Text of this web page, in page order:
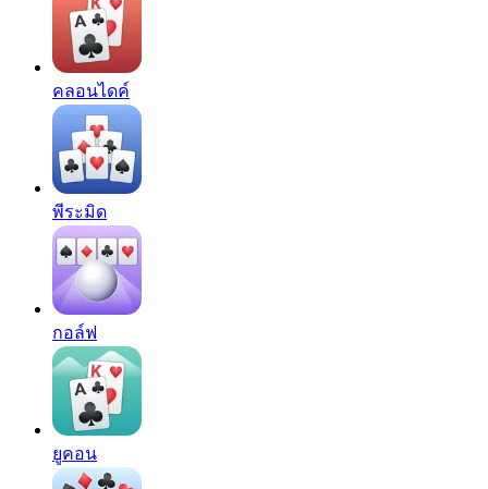
คลอนไดค์
พีระมิด
กอล์ฟ
ยูคอน